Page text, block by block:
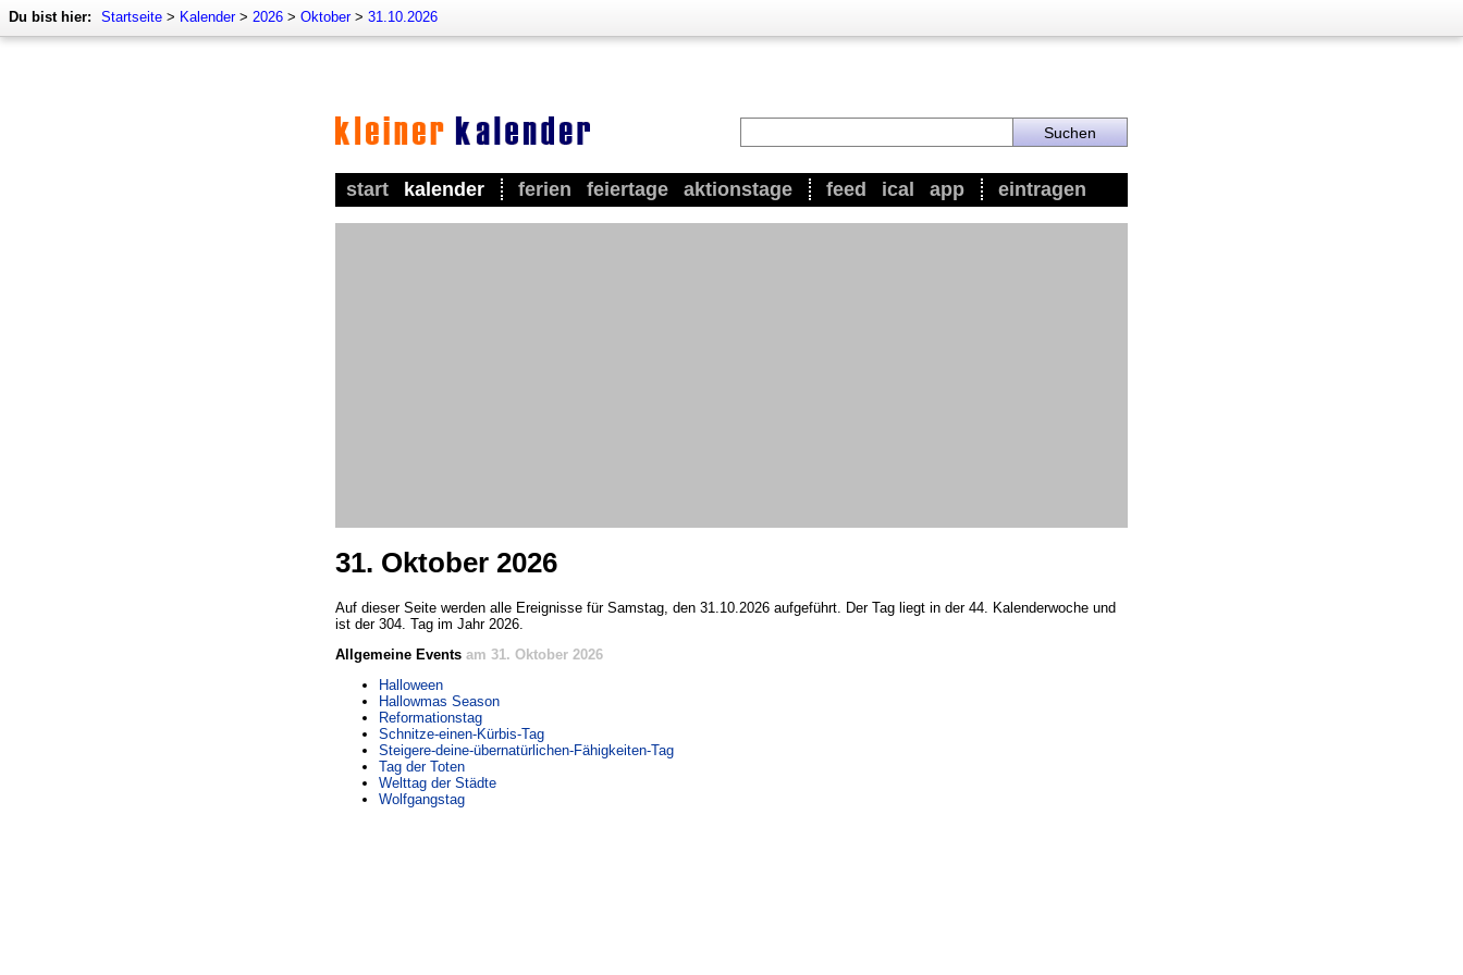
Du bist hier: Startseite > Kalender> 2026 > Oktober> 31.10.2026
start kalender ferien feiertage aktionstage feed ical app eintragen
31. Oktober 2026
Auf dieser Seite werden alle Ereignisse für Samstag, den 31.10.2026 aufgeführt. Der Tag liegt in der 44. Kalenderwoche und
ist der 304. Tag im Jahr 2026.
Allgemeine Events am 31. Oktober 2026
Halloween
Hallowmas Season
Reformationstag
Schnitze-einen-Kürbis-Tag
Steigere-deine-übernatürlichen-Fähigkeiten-Tag
Tag der Toten
Welttag der Städte
Wolfgangstag